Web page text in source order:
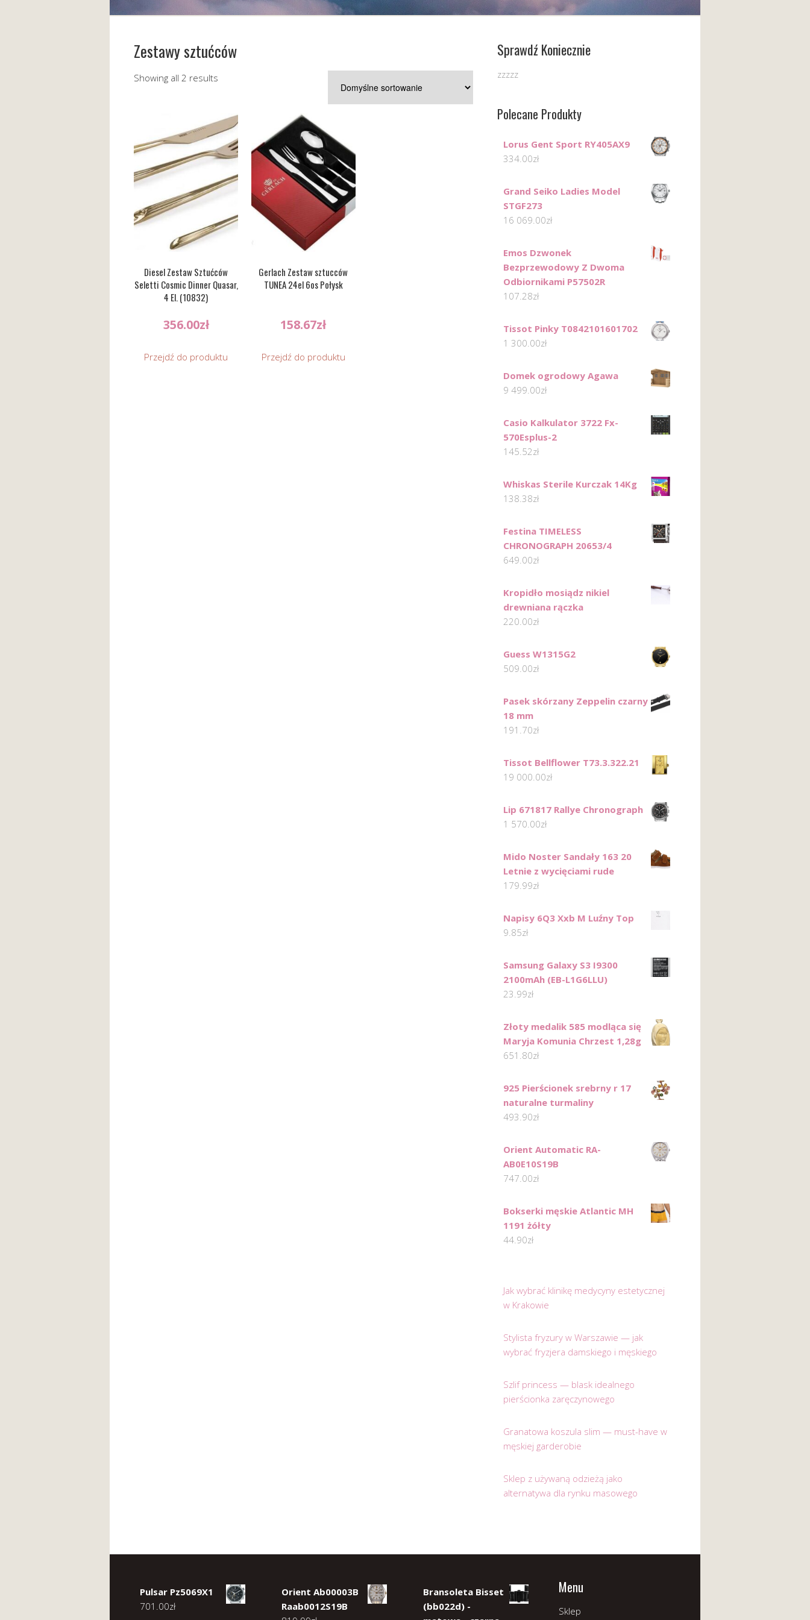
Zestawy sztućców
Showing all 2 results
Diesel Zestaw Sztućców
Seletti Cosmic Dinner Quasar,
4 El. (10832)
356.00zł
Przejdź do produktu
Gerlach Zestaw sztucców
TUNEA 24el 6os Połysk
158.67zł
Przejdź do produktu
Sprawdź Koniecznie
zzzzz
Polecane Produkty
Lorus Gent Sport RY405AX9
334.00zł
Grand Seiko Ladies Model
STGF273
16 069.00zł
Emos Dzwonek
Bezprzewodowy Z Dwoma
Odbiornikami P57502R
107.28zł
Tissot Pinky T0842101601702
1 300.00zł
Domek ogrodowy Agawa
9 499.00zł
Casio Kalkulator 3722 Fx-
570Esplus-2
145.52zł
Whiskas Sterile Kurczak 14Kg
138.38zł
Festina TIMELESS
CHRONOGRAPH 20653/4
649.00zł
Kropidło mosiądz nikiel
drewniana rączka
220.00zł
Guess W1315G2
509.00zł
Pasek skórzany Zeppelin czarny
18 mm
191.70zł
Tissot Bellflower T73.3.322.21
19 000.00zł
Lip 671817 Rallye Chronograph
1 570.00zł
Mido Noster Sandały 163 20
Letnie z wycięciami rude
179.99zł
Napisy 6Q3 Xxb M Luźny Top
9.85zł
Samsung Galaxy S3 I9300
2100mAh (EB-L1G6LLU)
23.99zł
Złoty medalik 585 modląca się
Maryja Komunia Chrzest 1,28g
651.80zł
925 Pierścionek srebrny r 17
naturalne turmaliny
493.90zł
Orient Automatic RA-
AB0E10S19B
747.00zł
Bokserki męskie Atlantic MH
1191 żółty
44.90zł
Jak wybrać klinikę medycyny estetycznej
w Krakowie
Stylista fryzury w Warszawie — jak
wybrać fryzjera damskiego i męskiego
Szlif princess — blask idealnego
pierścionka zaręczynowego
Granatowa koszula slim — must-have w
męskiej garderobie
Sklep z używaną odzieżą jako
alternatywa dla rynku masowego
Pulsar Pz5069X1
701.00zł
Orient Ab00003B
Raab0012S19B
Bransoleta Bisset
(bb022d) -
Menu
Sklep